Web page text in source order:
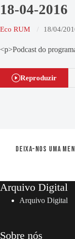
18-04-2016
Eco RUM 18/04/
<p>Podcast do
Reproduzir
Deixa-nos uma
Arquivo Digital
Arquivo Digital
Sobre nós